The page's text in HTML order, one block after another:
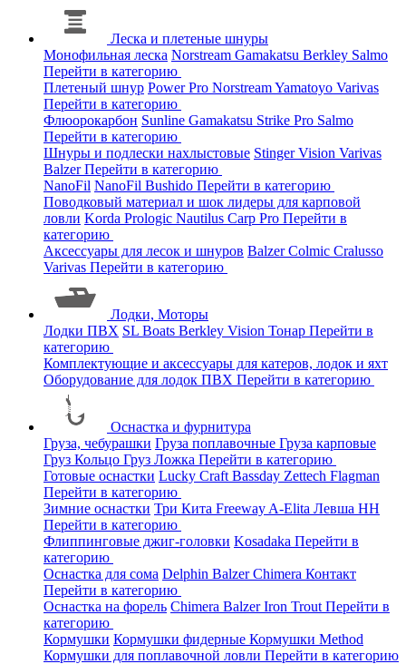
Леска и плетеные шнуры
Монофильная леска Norstream Gamakatsu Berkley Salmo
Перейти в категорию
Плетеный шнур Power Pro NorstreamYamatoyo Varivas
Перейти в категорию
Флюорокарбон Sunline Gamakatsu Strike Pro Salmo
Перейти в категорию
Шнуры и подлески нахлыстовые StingerVision Varivas
BalzerПерейти в категорию
NanoFil NanoFil Bushido Перейти в категорию
Поводковый материал и шок лидеры для карповой
ловли Korda Prologic Nautilus Carp Pro Перейти в
категорию
Аксессуары для лесок и шнуров BalzerColmic Cralusso
Varivas Перейти в категорию
Лодки, Моторы
Лодки ПВХ SL Boats Berkley Vision Тонар Перейти в
категорию
Комплектующие и аксессуары для катеров, лодок и яхт
Оборудование для лодок ПВХ Перейти в категорию
Оснастка и фурнитура
Груза, чебурашки Груза поплавочные Груза карповые
Груз Кольцо Груз Ложка Перейти в категорию
Готовые оснастки Lucky Craft Bassday Zettech Flagman
Перейти в категорию
Зимние оснастки Три Кита Freeway A-Elita Левша НН
Перейти в категорию
Флиппинговые джиг-головки Kosadaka Перейти в
категорию
Оснастка для сома Delphin BalzerChimera Контакт
Перейти в категорию
Оснастка на форель Chimera BalzerIron Trout Перейти в
категорию
Кормушки Кормушки фидерные Кормушки Method
Кормушки для поплавочной ловли Перейти в категорию